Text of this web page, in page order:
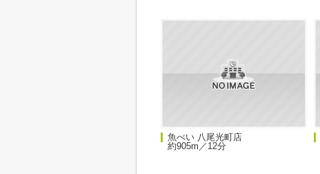
魚べい 八尾光町店
約905m／12分